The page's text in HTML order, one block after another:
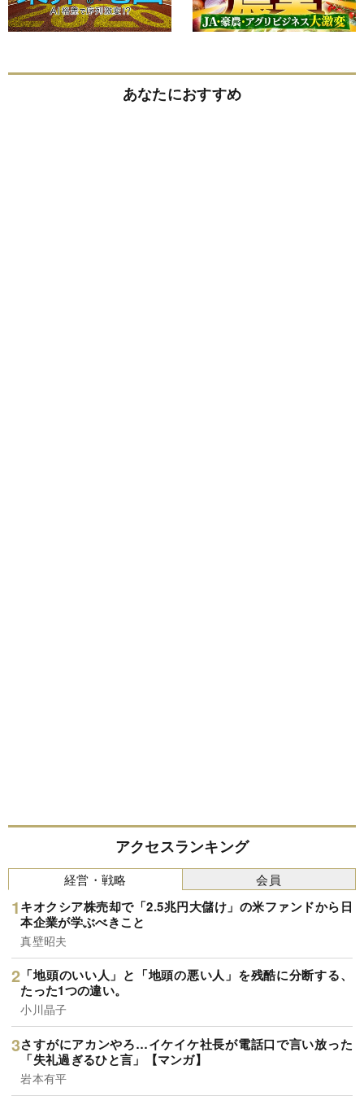
あなたにおすすめ
アクセスランキング
経営・戦略
キオクシア株売却で「2.5兆円大儲け」の米ファンドから日
本企業が学ぶべきこと
真壁昭夫
「地頭のいい人」と「地頭の悪い人」を残酷に分断する、
たった1つの違い。
小川晶子
さすがにアカンやろ…イケイケ社長が電話口で言い放った
「失礼過ぎるひと言」【マンガ】
岩本有平
会員